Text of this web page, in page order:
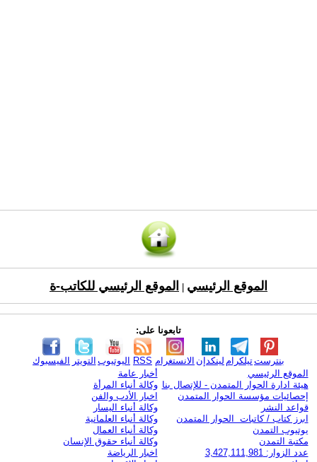
الموقع الرئيسي الموقع الرئيسي للكاتب-ة
تابعونا على:
الفيسبوك التويتر اليوتيوب RSS الانستغرام لينكدإن تيلكرامبنترست
الموقع الرئيسي
هيئة ادارة الحوار المتمدن - للإتصال بنا
إحصائيات مؤسسة الحوار المتمدن
قواعد النشر
ابرز كتاب / كاتبات الحوار المتمدن
يوتيوب التمدن
مكتبة التمدن
عدد الزوار: 3,427,111,981
أخبار عامة
وكالة أنباء المرأة
اخبار الأدب والفن
وكالة أنباء اليسار
وكالة أنباء العلمانية
وكالة أنباء العمال
وكالة أنباء حقوق الإنسان
اخبار الرياضة